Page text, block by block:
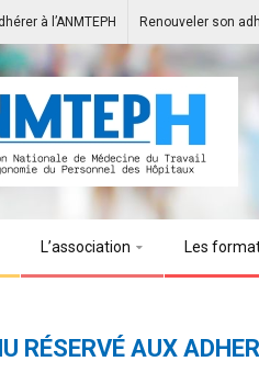
à l’ANMTEPH Renouveler son
L’association Les
RÉSERVÉ AUX